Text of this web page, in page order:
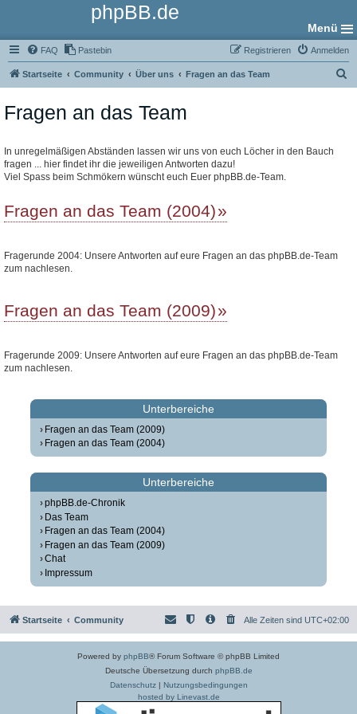
phpBB.de
Menü
FAQ Pastebin Anmelden
Registrieren
Startseite Community Über uns Fragen an das Team
Fragen an das Team
In unregelmäßigen Abständen lassen wir uns von euch Löcher in den Bauch
fragen ... hier findet ihr die jeweiligen Antworten dazu!
Viel Spass beim Schmökern wünscht euch Euer phpBB.de-Team.
Fragen an das Team (2004)
Fragerunde 2004: Unsere Antworten auf eure Fragen an das phpBB.de-Team
zum nachlesen.
Fragen an das Team (2009)
Fragerunde 2009: Unsere Antworten auf eure Fragen an das phpBB.de-Team
zum nachlesen.
Unterbereiche
Fragen an das Team (2009)
Fragen an das Team (2004)
Unterbereiche
phpBB.de-Chronik
Das Team
Fragen an das Team (2004)
Fragen an das Team (2009)
Chat
Impressum
Startseite Community Alle Zeiten sind UTC+02:00
Powered by phpBB® Forum Software © phpBB Limited
Deutsche Übersetzung durch phpBB.de
Datenschutz| Nutzungsbedingungen
hosted by Linevast.de